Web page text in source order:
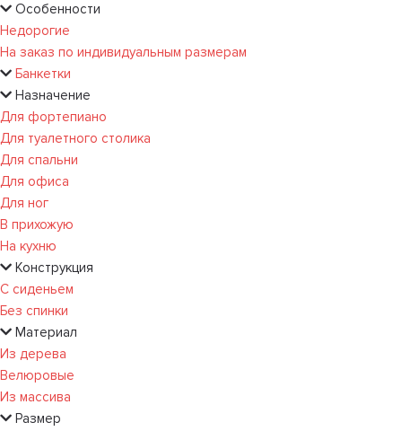
Особенности
Недорогие
На заказ по индивидуальным размерам
Банкетки
Назначение
Для фортепиано
Для туалетного столика
Для спальни
Для офиса
Для ног
В прихожую
На кухню
Конструкция
С сиденьем
Без спинки
Материал
Из дерева
Велюровые
Из массива
Размер